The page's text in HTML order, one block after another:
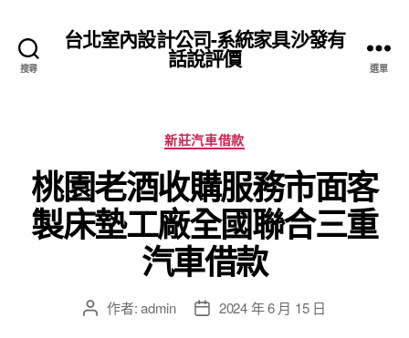
搜尋
台北室內設計公司-系統家具沙發有
話說評價 選單
分
類
新莊汽車借款
桃園老酒收購服務市面客
製床墊工廠全國聯合三重
汽車借款
文 作者:admin
文 2024 年 6 月 15 日